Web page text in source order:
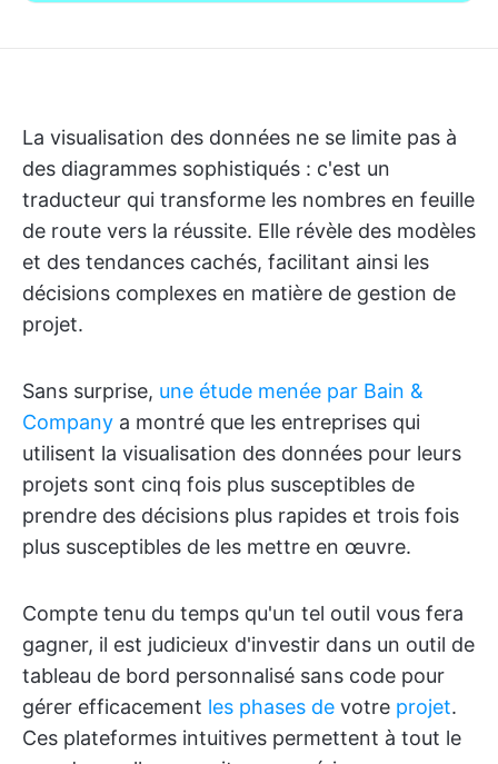
La visualisation des données ne se limite pas à
des diagrammes sophistiqués : c'est un
traducteur qui transforme les nombres en feuille
de route vers la réussite. Elle révèle des modèles
et des tendances cachés, facilitant ainsi les
décisions complexes en matière de gestion de
projet.
Sans surprise, une étude menée par Bain &
Company a montré que les entreprises qui
utilisent la visualisation des données pour leurs
projets sont cinq fois plus susceptibles de
prendre des décisions plus rapides et trois fois
plus susceptibles de les mettre en œuvre.
Compte tenu du temps qu'un tel outil vous fera
gagner, il est judicieux d'investir dans un outil de
tableau de bord personnalisé sans code pour
gérer efficacement les phases de votre projet.
Ces plateformes intuitives permettent à tout le